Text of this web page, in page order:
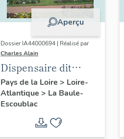
Aperçu
Dossier IA44000694 | Réalisé par
Charles Alain
Dispensaire dit
Fondation la
Pérousse puis
Dispensaire
d'hygiène social, 39
Pays de la Loire > Loire-
Atlantique > La Baule-
Escoublac